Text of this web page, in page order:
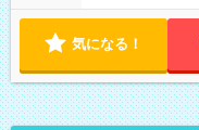
気になる！